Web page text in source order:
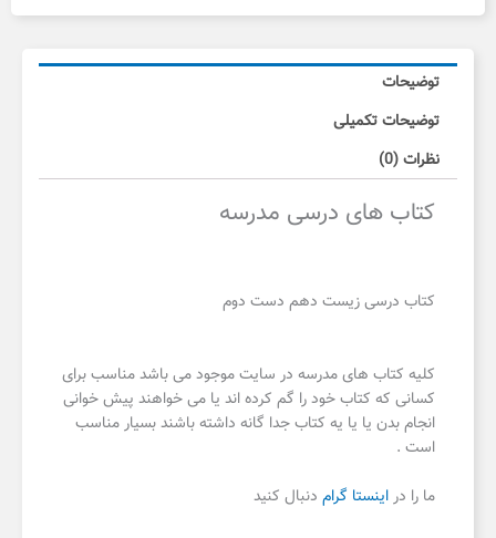
توضیحات
توضیحات تکمیلی
نظرات (0)
کتاب های درسی مدرسه
کتاب درسی زیست دهم دست دوم
کلیه کتاب های مدرسه در سایت موجود می باشد مناسب برای
کسانی که کتاب خود را گم کرده اند یا می خواهند پیش خوانی
انجام بدن یا یا یه کتاب جدا گانه داشته باشند بسیار مناسب
است .
ما را در اینستا گرام دنبال کنید